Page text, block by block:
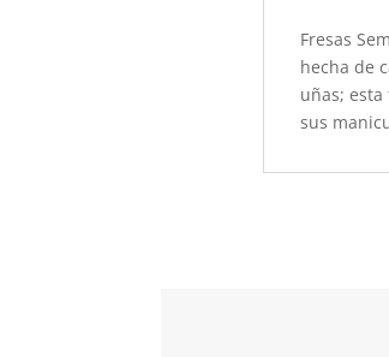
Fresas
hecha de
uñas;
sus